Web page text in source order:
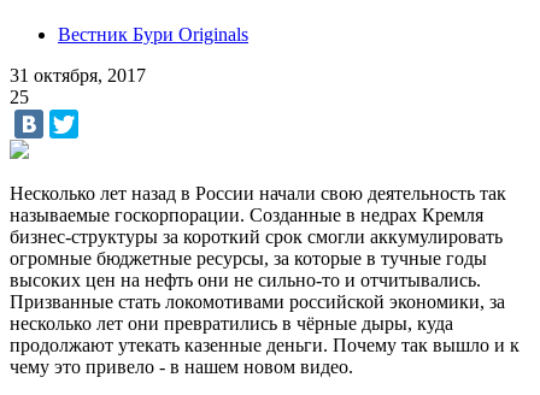
Вестник Бури Originals
31 октября, 2017
25
Несколько лет назад в России начали свою деятельность так
называемые госкорпорации. Созданные в недрах Кремля
бизнес-структуры за короткий срок смогли аккумулировать
огромные бюджетные ресурсы, за которые в тучные годы
высоких цен на нефть они не сильно-то и отчитывались.
Призванные стать локомотивами российской экономики, за
несколько лет они превратились в чёрные дыры, куда
продолжают утекать казенные деньги. Почему так вышло и к
чему это привело - в нашем новом видео.